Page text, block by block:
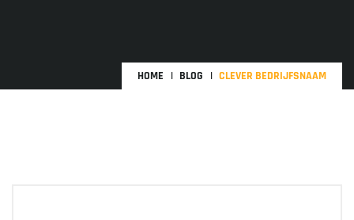
HOME BLOG CLEVER BEDRIJFSNAAM